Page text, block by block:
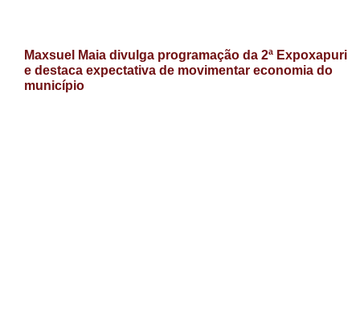
Maxsuel Maia divulga programação da 2ª Expoxapuri
e destaca expectativa de movimentar economia do
município